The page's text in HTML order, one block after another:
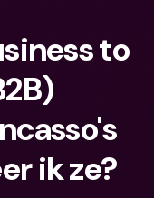
to
ik ze?